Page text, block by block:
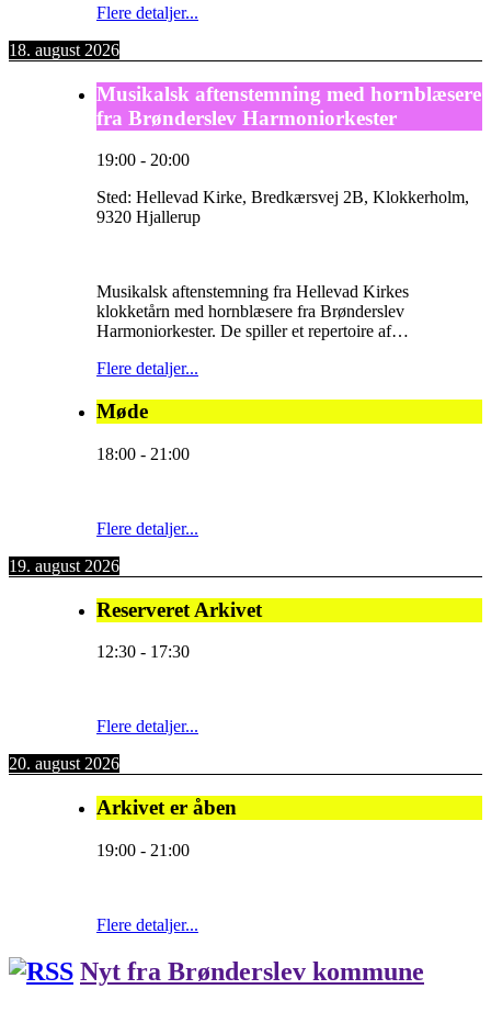
Flere detaljer...
18. august 2026
Musikalsk aftenstemning med hornblæsere
fra Brønderslev Harmoniorkester
19:00 - 20:00
Sted: Hellevad Kirke, Bredkærsvej 2B, Klokkerholm,
9320 Hjallerup
Musikalsk aftenstemning fra Hellevad Kirkes
klokketårn med hornblæsere fra Brønderslev
Harmoniorkester. De spiller et repertoire af…
Flere detaljer...
Møde
18:00 - 21:00
Flere detaljer...
19. august 2026
Reserveret Arkivet
12:30 - 17:30
Flere detaljer...
20. august 2026
Arkivet er åben
19:00 - 21:00
Flere detaljer...
Nyt fra Brønderslev kommune